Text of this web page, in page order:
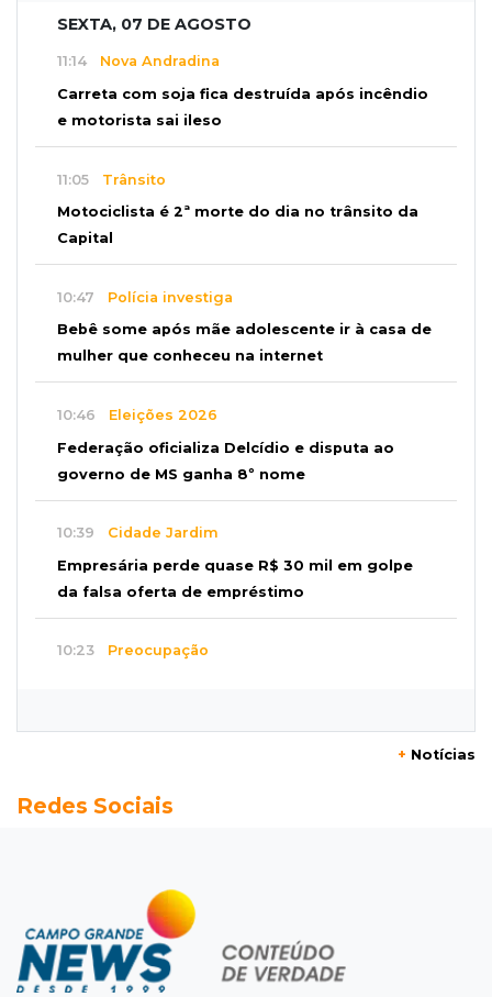
SEXTA, 07 DE AGOSTO
11:14 Nova Andradina
Carreta com soja fica destruída após incêndio
e motorista sai ileso
11:05 Trânsito
Motociclista é 2ª morte do dia no trânsito da
Capital
10:47 Polícia investiga
Bebê some após mãe adolescente ir à casa de
mulher que conheceu na internet
10:46 Eleições 2026
Federação oficializa Delcídio e disputa ao
governo de MS ganha 8º nome
10:39 Cidade Jardim
Empresária perde quase R$ 30 mil em golpe
da falsa oferta de empréstimo
10:23 Preocupação
Superávit comercial de MS cresce 17,8% com
Arte com a escrita
Concurso de Poesias anuncia vencedores e
premiará os melhores no dia 20
+ Notícias
Redes Sociais